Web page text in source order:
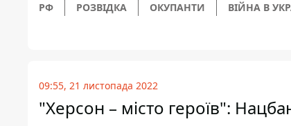
РФ РОЗВІДКА ОКУПАНТИ ВІЙНА В
09:55, 21 листопада 2022
"Херсон – місто героїв":